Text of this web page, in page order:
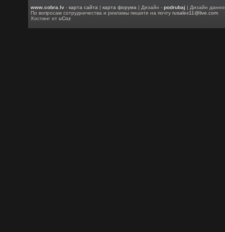
www.cobra.lv -карта сайта |карта форума | Дизайн -podrubaj | Дизайн
По вопросам сотрудничества и рекламы пишите на почтуrusalex11@live.com
Хостинг отuCoz